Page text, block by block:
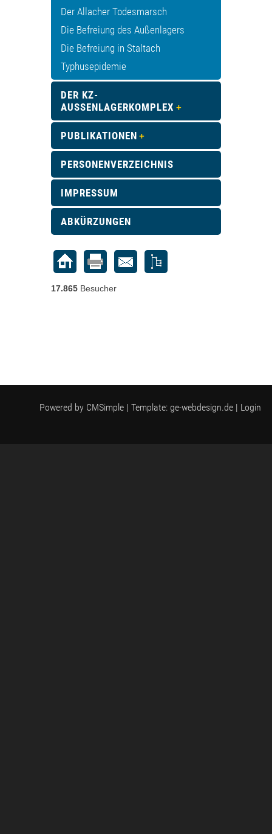
Der Allacher Todesmarsch
Die Befreiung des Außenlagers
Die Befreiung in Staltach
Typhusepidemie
DER KZ-
AUSSENLAGERKOMPLEX
PUBLIKATIONEN
PERSONENVERZEICHNIS
IMPRESSUM
ABKÜRZUNGEN
17.865 Besucher
Powered by CMSimple | Template:ge-webdesign.de | Login